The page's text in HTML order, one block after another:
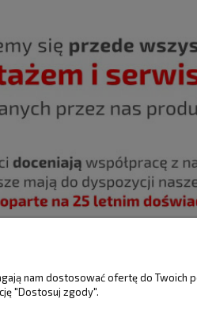
MOJE KONTO
nam dostosować ofertę do
"Dostosuj zgody".